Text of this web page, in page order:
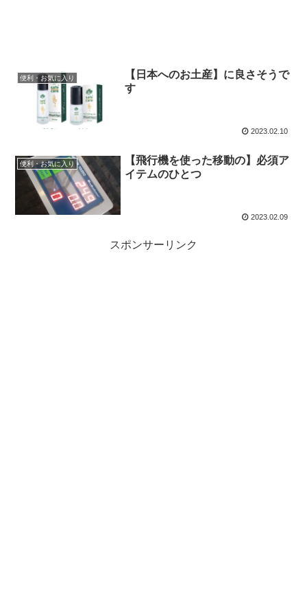
便利・お気に入り
【日本へのお土産】に良さそうで
す
2023.02.10
便利・お気に入り
【飛行機を使った移動の】必須ア
イテムのひとつ
2023.02.09
スポンサーリンク